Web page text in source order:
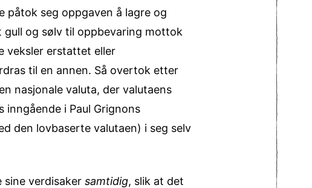
påtok seg oppgaven å lagre og
gull og sølv til oppbevaring mottok
veksler erstattet eller
til en annen. Så overtok etter
nasjonale valuta, der valutaens
i Paul Grignons
den lovbaserte valutaen) i seg selv
sine verdisaker samtidig, slik at det